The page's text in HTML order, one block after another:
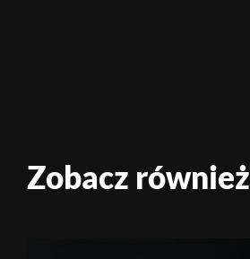
Zobacz również